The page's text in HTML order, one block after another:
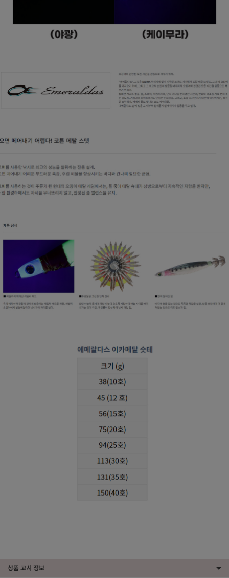
상품 고시 정보